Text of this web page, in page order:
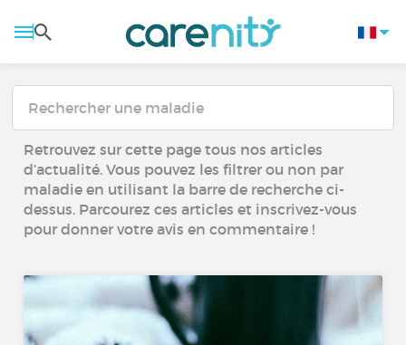
Retrouvez sur cette page tous nos articles
d’actualité. Vous pouvez les filtrer ou non par
maladie en utilisant la barre de recherche ci-
dessus. Parcourez ces articles et inscrivez-vous
pour donner votre avis en commentaire !